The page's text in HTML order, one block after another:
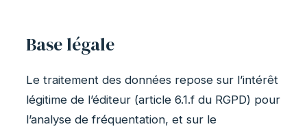
Base légale
Le traitement des données repose sur l’intérêt
légitime de l’éditeur (article 6.1.f du RGPD) pour
l’analyse de fréquentation, et sur le